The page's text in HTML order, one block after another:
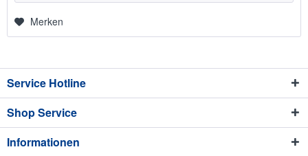
Merken
Service Hotline
Shop Service
Informationen